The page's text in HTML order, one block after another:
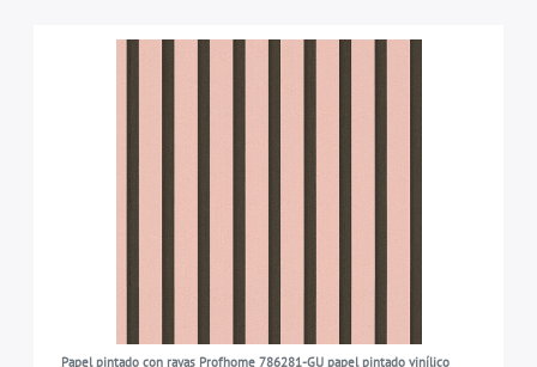
Papel pintado con rayas Profhome 786281-GU papel pintado vinílico